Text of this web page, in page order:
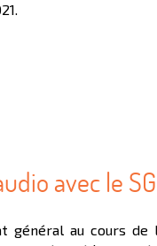
avec le
général au cours de